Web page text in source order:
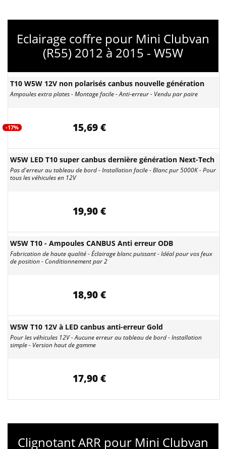
Eclairage coffre pour Mini Clubvan
(R55) 2012 à 2015 - W5W
T10 W5W 12V non polarisés canbus nouvelle génération
Ampoules extra plates - Montage facile - Anti-erreur - Vendu par paire
-17% 15,69 €
W5W LED T10 super canbus dernière génération Next-Tech
Pas d'erreur au tableau de bord - Installation facile - Blanc pur 5000K - Pour
tous les véhicules en 12V
19,90 €
W5W T10 - Ampoules CANBUS Anti erreur ODB
Fabrication de haute qualité - Éclairage blanc puissant - Idéal pour vos feux
de position - Conditionnement par 2
18,90 €
W5W T10 12V à LED canbus anti-erreur Gold
Pour les véhicules 12V - Aucune erreur au tableau de bord - Installation
simple - Version haut de gamme
17,90 €
Clignotant ARR pour Mini Clubvan